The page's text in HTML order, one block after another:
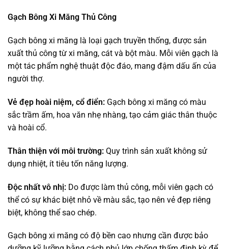
Gạch Bông Xi Măng Thủ Công
Gạch bông xi măng là loại gạch truyền thống, được sản
xuất thủ công từ xi măng, cát và bột màu. Mỗi viên gạch là
một tác phẩm nghệ thuật độc đáo, mang đậm dấu ấn của
người thợ.
Vẻ đẹp hoài niệm, cổ điển: Gạch bông xi măng có màu
sắc trầm ấm, hoa văn nhẹ nhàng, tạo cảm giác thân thuộc
và hoài cổ.
Thân thiện với môi trường: Quy trình sản xuất không sử
dụng nhiệt, ít tiêu tốn năng lượng.
Độc nhất vô nhị: Do được làm thủ công, mỗi viên gạch có
thể có sự khác biệt nhỏ về màu sắc, tạo nên vẻ đẹp riêng
biệt, không thể sao chép.
Gạch bông xi măng có độ bền cao nhưng cần được bảo